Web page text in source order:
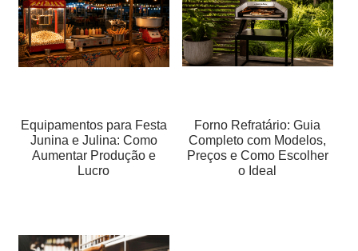
Equipamentos para Festa
Junina e Julina: Como
Aumentar Produção e
Lucro
Forno Refratário: Guia
Completo com Modelos,
Preços e Como Escolher
o Ideal